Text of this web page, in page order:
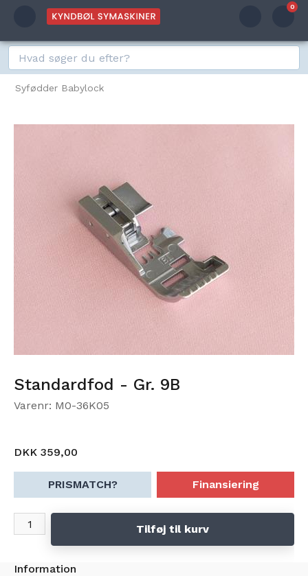
0
Syfødder Babylock
Standardfod - Gr. 9B
Varenr: M0-36K05
DKK 359,00
PRISMATCH? Finansiering
Tilføj til kurv
Information